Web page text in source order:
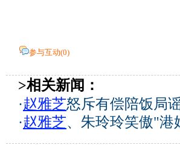
参与互动(0)
>相关新闻：
·赵雅芝怒斥有偿陪饭局
·赵雅芝、朱玲玲笑傲"港